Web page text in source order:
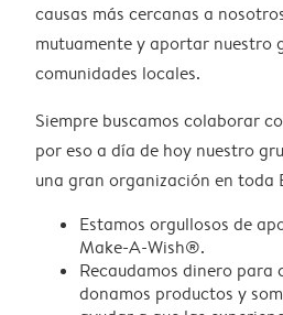
causas más cercanas a
mutuamente y aportar nuestro
comunidades locales.
Siempre buscamos colaborar
por eso a día de hoy nuestro
una gran organización en toda
Estamos orgullosos de
Make-A-Wish®.
Recaudamos dinero para
donamos productos y